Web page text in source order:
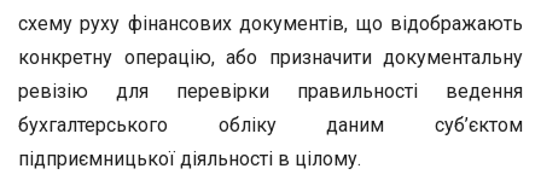
схему руху фінансових документів, що відображають
конкретну операцію, або призначити документальну
ревізію для перевірки правильності ведення
бухгалтерського обліку даним суб’єктом
підприємницької діяльності в цілому.